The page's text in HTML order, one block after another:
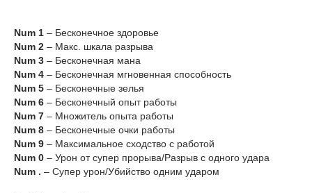
Num 1 – Бесконечное здоровье
Num 2 – Макс. шкала разрыва
Num 3 – Бесконечная мана
Num 4 – Бесконечная мгновенная способность
Num 5 – Бесконечные зелья
Num 6 – Бесконечный опыт работы
Num 7 – Множитель опыта работы
Num 8 – Бесконечные очки работы
Num 9 – Максимальное сходство с работой
Num 0 – Урон от супер прорыва/Разрыв с одного удара
Num . – Супер урон/Убийство одним ударом